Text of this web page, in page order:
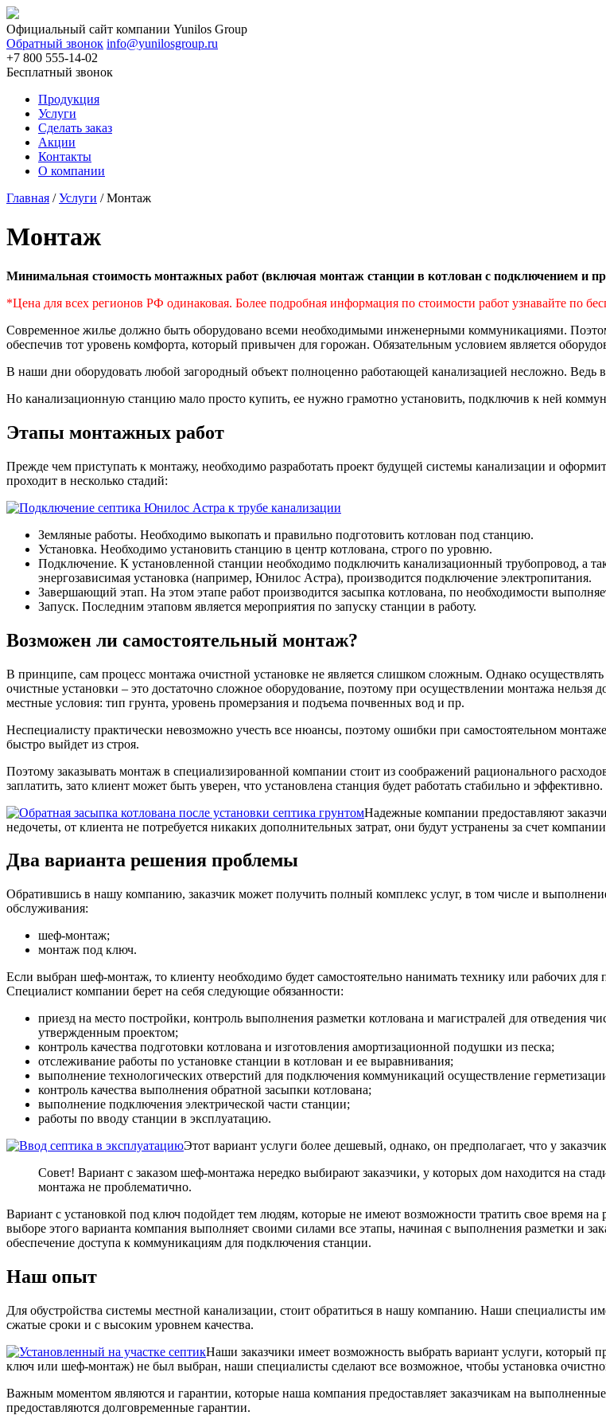
Официальный сайт компании Yunilos Group
Обратный звонок info@yunilosgroup.ru
+7 800 555-14-02
Бесплатный звонок
Продукция
Услуги
Сделать заказ
Акции
Контакты
О компании
Главная /Услуги /Монтаж
Монтаж
Минимальная стоимость монтажных работ (включая монтаж станции в котлован с подключением и
*Цена для всех регионов РФ одинаковая. Более подробная информация по стоимости работ узнавайте по
Современное жилье должно быть оборудовано всеми необходимыми инженерными коммуникациями.
обеспечив тот уровень комфорта, который привычен для горожан. Обязательным условием является
В наши дни оборудовать любой загородный объект полноценно работающей канализацией несложно. Ведь
Но канализационную станцию мало просто купить, ее нужно грамотно установить, подключив к ней
Этапы монтажных работ
Прежде чем приступать к монтажу, необходимо разработать проект будущей системы канализации и
проходит в несколько стадий:
Земляные работы. Необходимо выкопать и правильно подготовить котлован под станцию.
Установка. Необходимо установить станцию в центр котлована, строго по уровню.
Подключение. К установленной станции необходимо подключить канализационный трубопровод, а
энергозависимая установка (например, Юнилос Астра), производится подключение электропитания.
Завершающий этап. На этом этапе работ производится засыпка котлована, по необходимости
Запуск. Последним этаповм является мероприятия по запуску станции в работу.
Возможен ли самостоятельный монтаж?
В принципе, сам процесс монтажа очистной установке не является слишком сложным. Однако
очистные установки – это достаточно сложное оборудование, поэтому при осуществлении монтажа
местные условия: тип грунта, уровень промерзания и подъема почвенных вод и пр.
Неспециалисту практически невозможно учесть все нюансы, поэтому ошибки при самостоятельном
быстро выйдет из строя.
Поэтому заказывать монтаж в специализированной компании стоит из соображений рационального
заплатить, зато клиент может быть уверен, что установлена станция будет работать стабильно и эффективно.
Надежные компании предоставляют
недочеты, от клиента не потребуется никаких дополнительных затрат, они будут устранены за счет
Два варианта решения проблемы
Обратившись в нашу компанию, заказчик может получить полный комплекс услуг, в том числе и
обслуживания:
шеф-монтаж;
монтаж под ключ.
Если выбран шеф-монтаж, то клиенту необходимо будет самостоятельно нанимать технику или рабочих
Специалист компании берет на себя следующие обязанности:
приезд на место постройки, контроль выполнения разметки котлована и магистралей для отведения
утвержденным проектом;
контроль качества подготовки котлована и изготовления амортизационной подушки из песка;
отслеживание работы по установке станции в котлован и ее выравнивания;
выполнение технологических отверстий для подключения коммуникаций осуществление
контроль качества выполнения обратной засыпки котлована;
выполнение подключения электрической части станции;
работы по вводу станции в эксплуатацию.
Этот вариант услуги более дешевый, однако, он предполагает, что у
Совет! Вариант с заказом шеф-монтажа нередко выбирают заказчики, у которых дом находится на
монтажа не проблематично.
Вариант с установкой под ключ подойдет тем людям, которые не имеют возможности тратить свое время
выборе этого варианта компания выполняет своими силами все этапы, начиная с выполнения разметки и
обеспечение доступа к коммуникациям для подключения станции.
Наш опыт
Для обустройства системы местной канализации, стоит обратиться в нашу компанию. Наши специалисты
сжатые сроки и с высоким уровнем качества.
Наши заказчики имеет возможность выбрать вариант услуги, который
ключ или шеф-монтаж) не был выбран, наши специалисты сделают все возможное, чтобы установка
Важным моментом являются и гарантии, которые наша компания предоставляет заказчикам на
предоставляются долговременные гарантии.